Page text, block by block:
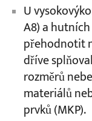
U
A8) a
přehodnotit
dříve
rozměrů
materiálů
prvků (MKP).